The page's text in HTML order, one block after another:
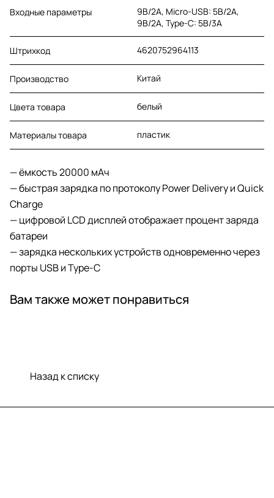
Входные параметры
9В/2А, Micro-USB: 5В/2А,
9В/2А, Type-C: 5В/3А
Штрихкод 4620752964113
Производство Китай
Цвета товара белый
Материалы товара пластик
— ёмкость 20000 мАч
— быстрая зарядка по протоколу Power Delivery и Quick
Charge
— цифровой LCD дисплей отображает процент заряда
батареи
— зарядка нескольких устройств одновременно через
порты USB и Type-C
Вам также может понравиться
Назад к списку